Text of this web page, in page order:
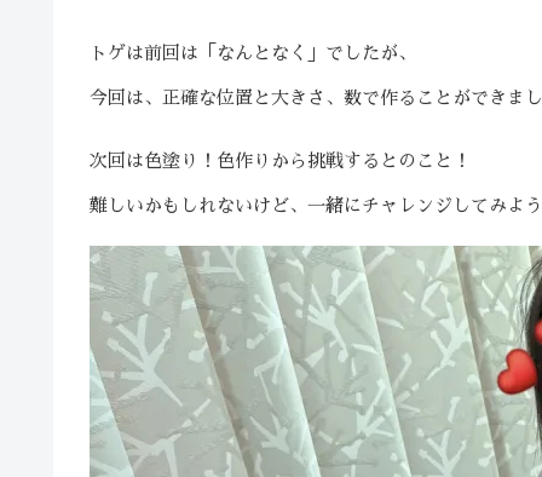
トゲは前回は「なんとなく」でしたが、
今回は、正確な位置と大きさ、数で作ることができま
次回は色塗り！色作りから挑戦するとのこと！
難しいかもしれないけど、一緒にチャレンジしてみよ